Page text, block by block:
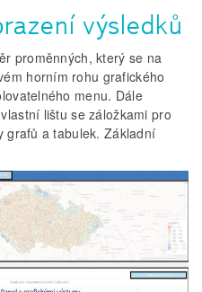
výsledků
proměnných, který se na
horním rohu grafického
menu. Dále
lištu se záložkami pro
grafů a tabulek. Základní